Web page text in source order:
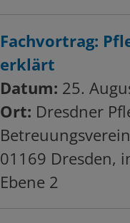
Fachvortrag:
erklärt
Datum: 25.
Ort: Dresdner
01169 Dresden,
Ebene 2